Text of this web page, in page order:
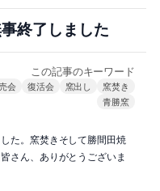
終了しました
この記事のキーワード
会 復活会 窯出し
窯焚き
青勝窯
た。窯焚きそして勝間田焼
さん、ありがとうございま